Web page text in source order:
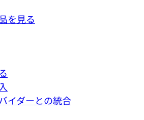
を見る
イダーとの統合